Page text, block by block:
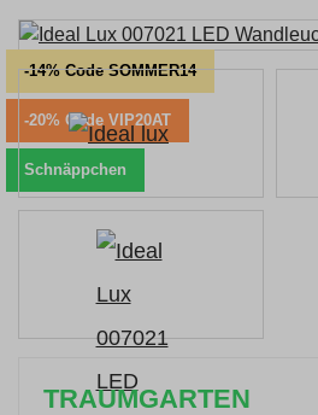
-14% Code SOMMER14
-20% Code VIP20AT
Schnäppchen
TRAUMGARTEN